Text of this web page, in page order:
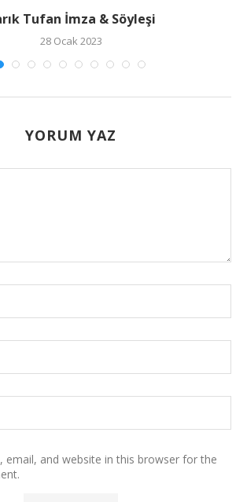
Tufan İmza & Söyleşi
28 Ocak 2023
YORUM YAZ
email, and website in this browser for the